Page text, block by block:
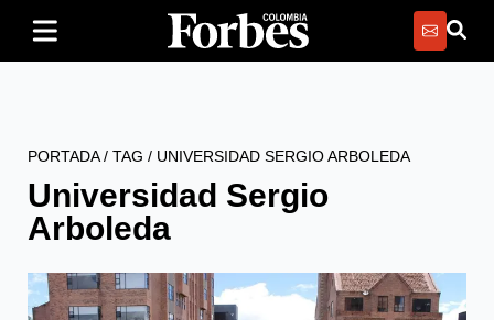
PORTADA/ TAG / UNIVERSIDAD SERGIO ARBOLEDA
Universidad Sergio
Arboleda